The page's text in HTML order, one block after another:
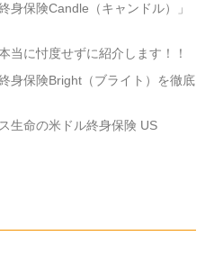
身保険Candle（キャンドル）」
当に忖度せずに紹介します！！
身保険Bright（ブライト）を徹底
生命の米ドル終身保険 US